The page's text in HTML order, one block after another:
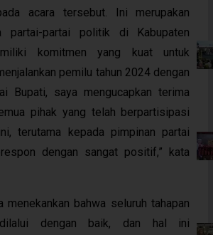
acara tersebut. Ini merupakan
partai-partai politik di Kabupaten
komitmen yang kuat untuk
pemilu tahun 2024 dengan
Bupati, saya mengucapkan terima
pihak yang telah berpartisipasi
terutama kepada pimpinan partai
dengan sangat positif,” kata
menekankan bahwa seluruh tahapan
dengan baik, dan hal ini